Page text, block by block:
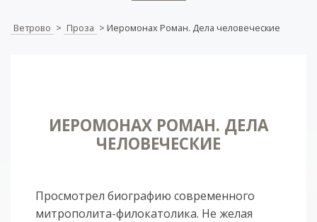
Ветрово > Проза > Иеромонах Роман. Дела человеческие
ИЕРОМОНАХ РОМАН. ДЕЛА
ЧЕЛОВЕЧЕСКИЕ
Просмотрел биографию современного
митрополита-филокатолика. Не желая